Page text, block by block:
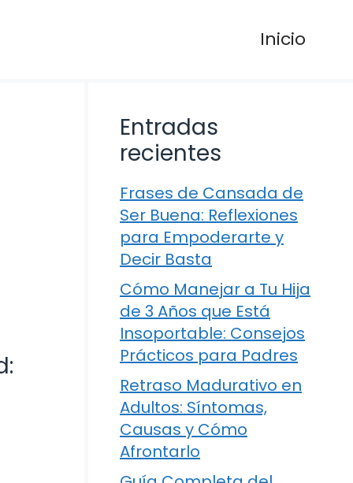
Inicio
Entradas
recientes
Frases de Cansada de
Ser Buena: Reflexiones
para Empoderarte y
Decir Basta
Cómo Manejar a Tu Hija
de 3 Años que Está
Insoportable: Consejos
Prácticos para Padres
Retraso Madurativo en
Adultos: Síntomas,
Causas y Cómo
Afrontarlo